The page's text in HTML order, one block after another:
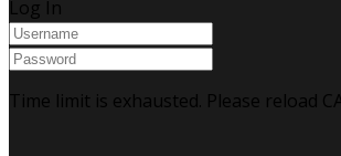
Log In
Time limit is exhausted. Please reload